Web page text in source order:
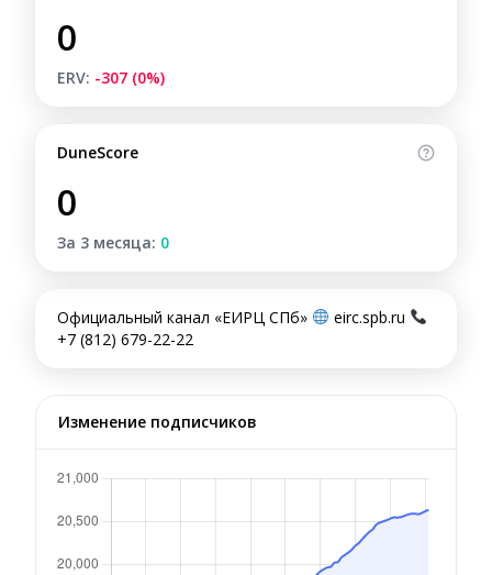
0
ERV: -307 (0%)
DuneScore
0
За 3 месяца: 0
Официальный канал «ЕИРЦ СПб»
eirc.spb.ru
+7 (812) 679-22-22
Изменение подписчиков